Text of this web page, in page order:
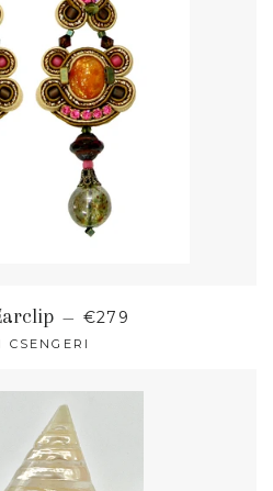
— NORMALER PREIS
€279
CSENGERI